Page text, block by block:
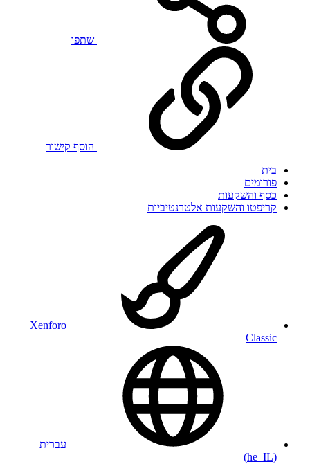
שתפו
הוסף קישור
בית
פורומים
כסף והשקעות
קריפטו והשקעות אלטרנטיביות
Xenforo
Classic
עברית
(he_IL)